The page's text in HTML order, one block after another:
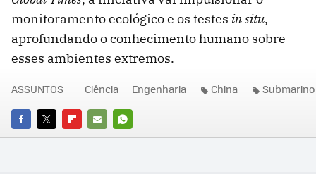
monitoramento ecológico e os testes in situ,
aprofundando o conhecimento humano sobre
esses ambientes extremos.
FACEBOOK
TWITTERFLIPBOARD
E-
WHATSAPP
ASSUNTOS Ciência Engenharia China Submarino